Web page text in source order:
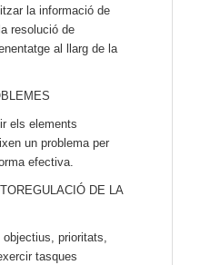
la informació de
resolució de
al llarg de la
els elements
un problema per
efectiva.
DE LA
objectius, prioritats,
tasques